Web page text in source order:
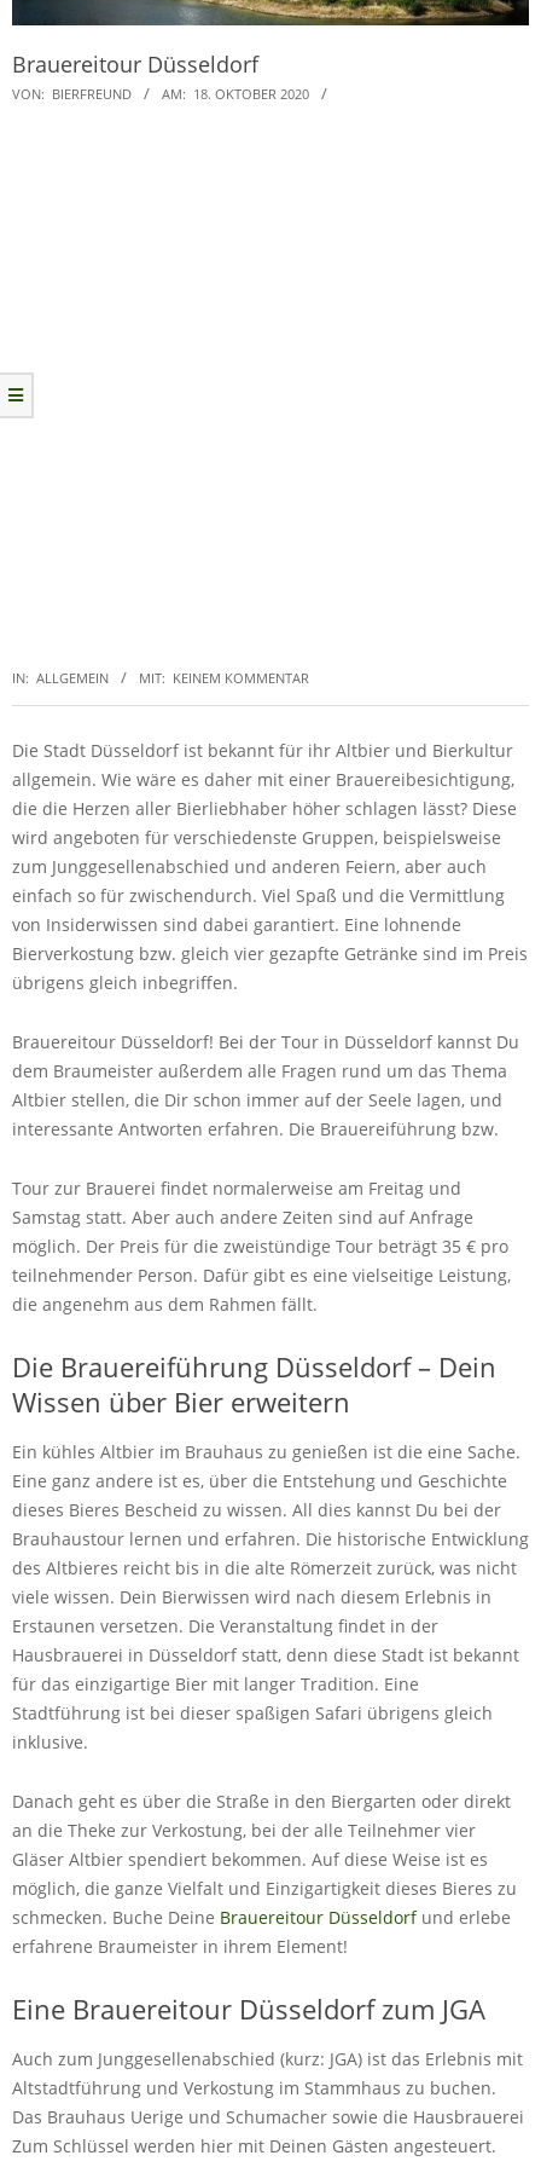
Brauereitour Düsseldorf
VON: BIERFREUND AM: 18. OKTOBER 2020
IN: ALLGEMEIN MIT: KEINEM KOMMENTAR
Die Stadt Düsseldorf ist bekannt für ihr Altbier und Bierkultur
allgemein. Wie wäre es daher mit einer Brauereibesichtigung,
die die Herzen aller Bierliebhaber höher schlagen lässt? Diese
wird angeboten für verschiedenste Gruppen, beispielsweise
zum Junggesellenabschied und anderen Feiern, aber auch
einfach so für zwischendurch. Viel Spaß und die Vermittlung
von Insiderwissen sind dabei garantiert. Eine lohnende
Bierverkostung bzw. gleich vier gezapfte Getränke sind im Preis
übrigens gleich inbegriffen.
Brauereitour Düsseldorf! Bei der Tour in Düsseldorf kannst Du
dem Braumeister außerdem alle Fragen rund um das Thema
Altbier stellen, die Dir schon immer auf der Seele lagen, und
interessante Antworten erfahren. Die Brauereiführung bzw.
Tour zur Brauerei findet normalerweise am Freitag und
Samstag statt. Aber auch andere Zeiten sind auf Anfrage
möglich. Der Preis für die zweistündige Tour beträgt 35 € pro
teilnehmender Person. Dafür gibt es eine vielseitige Leistung,
die angenehm aus dem Rahmen fällt.
Die Brauereiführung Düsseldorf – Dein
Wissen über Bier erweitern
Ein kühles Altbier im Brauhaus zu genießen ist die eine Sache.
Eine ganz andere ist es, über die Entstehung und Geschichte
dieses Bieres Bescheid zu wissen. All dies kannst Du bei der
Brauhaustour lernen und erfahren. Die historische Entwicklung
des Altbieres reicht bis in die alte Römerzeit zurück, was nicht
viele wissen. Dein Bierwissen wird nach diesem Erlebnis in
Erstaunen versetzen. Die Veranstaltung findet in der
Hausbrauerei in Düsseldorf statt, denn diese Stadt ist bekannt
für das einzigartige Bier mit langer Tradition. Eine
Stadtführung ist bei dieser spaßigen Safari übrigens gleich
inklusive.
Danach geht es über die Straße in den Biergarten oder direkt
an die Theke zur Verkostung, bei der alle Teilnehmer vier
Gläser Altbier spendiert bekommen. Auf diese Weise ist es
möglich, die ganze Vielfalt und Einzigartigkeit dieses Bieres zu
schmecken. Buche Deine Brauereitour Düsseldorfund erlebe
erfahrene Braumeister in ihrem Element!
Eine Brauereitour Düsseldorf zum JGA
Auch zum Junggesellenabschied (kurz: JGA) ist das Erlebnis mit
Altstadtführung und Verkostung im Stammhaus zu buchen.
Das Brauhaus Uerige und Schumacher sowie die Hausbrauerei
Zum Schlüssel werden hier mit Deinen Gästen angesteuert.